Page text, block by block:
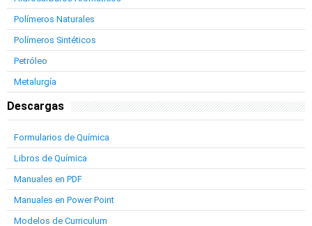
Polímeros Naturales
Polímeros Sintéticos
Petróleo
Metalurgía
Descargas
Formularios de Química
Libros de Química
Manuales en PDF
Manuales en Power Point
Modelos de Curriculum